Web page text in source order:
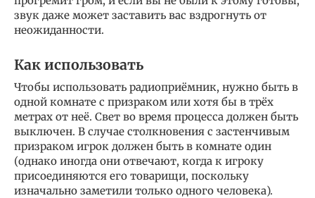
звук даже может заставить вас вздрогнуть от
неожиданности.
Как использовать
Чтобы использовать радиоприёмник, нужно быть в
одной комнате с призраком или хотя бы в трёх
метрах от неё. Свет во время процесса должен быть
выключен. В случае столкновения с застенчивым
призраком игрок должен быть в комнате один
(однако иногда они отвечают, когда к игроку
присоединяются его товарищи, поскольку
изначально заметили только одного человека).